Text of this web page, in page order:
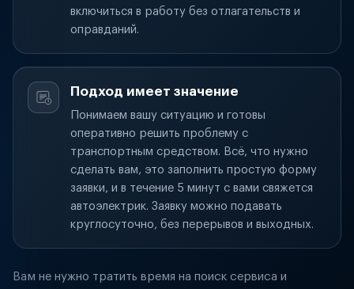
включиться в работу без отлагательств и
оправданий.
Подход имеет значение
Понимаем вашу ситуацию и готовы
оперативно решить проблему с
транспортным средством. Всё, что нужно
сделать вам, это заполнить простую форму
заявки, и в течение 5 минут с вами свяжется
автоэлектрик. Заявку можно подавать
круглосуточно, без перерывов и выходных.
Вам не нужно тратить время на поиск сервиса и